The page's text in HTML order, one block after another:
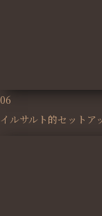
06
イルサルト的セットア